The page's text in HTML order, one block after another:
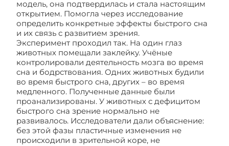
модель, она подтвердилась и стала настоящим
открытием. Помогла через исследование
определить конкретные эффекты быстрого сна
и их связь с развитием зрения.
Эксперимент проходил так. На один глаз
животных помещали заклейку. Учёные
контролировали деятельность мозга во время
сна и бодрствования. Одних животных будили
во время быстрого сна, других – во время
медленного. Полученные данные были
проанализированы. У животных с дефицитом
быстрого сна зрение нормально не
развивалось. Исследователи дали объяснение:
без этой фазы пластичные изменения не
происходили в зрительной коре, не